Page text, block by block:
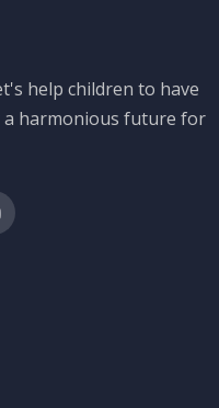
help children to have
a harmonious future for